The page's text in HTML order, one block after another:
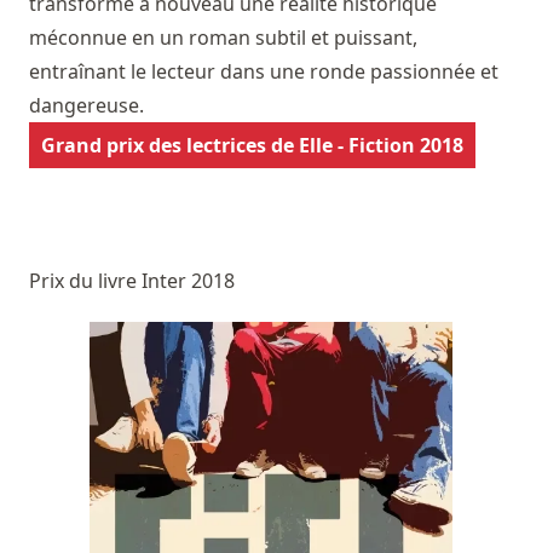
méconnue en un roman subtil et puissant,
entraînant le lecteur dans une ronde passionnée et
dangereuse.
Grand prix des lectrices de Elle - Fiction 2018
Prix du livre Inter 2018